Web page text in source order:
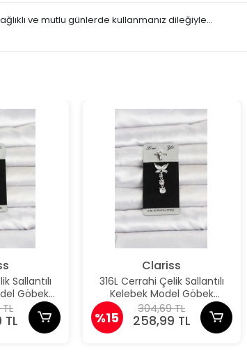
ve mutlu günlerde kullanmanız dileğiyle…
Sallantılı
Göbek
Clariss
316L Cerrahi Çelik Sallantılı
Kelebek Model Göbek
Piercing
%15
304,69 TL
258,99 TL